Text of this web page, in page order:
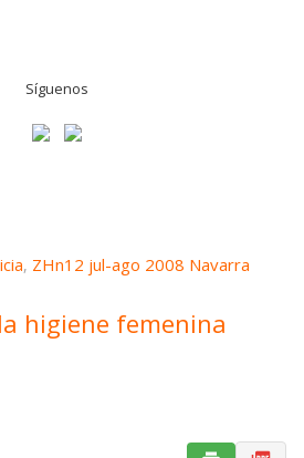
Síguenos
, ZHn12 jul-ago 2008 Navarra
higiene femenina